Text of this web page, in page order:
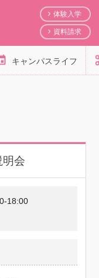
体験入学
資料請求
キャンパスライフ
明会
18:00